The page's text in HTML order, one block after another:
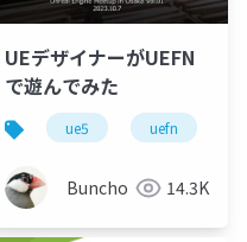
uetokyo
UEデザイナーがUEFN
で遊んでみた
ue5 uefn
Buncho 14.3K